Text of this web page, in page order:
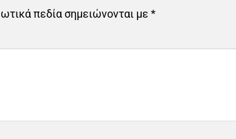
πεδία σημειώνονται με *